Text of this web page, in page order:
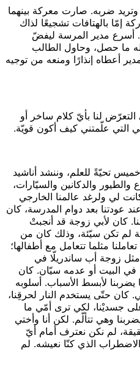
ضربه. صارت معركة بينهما
إمّا بالهتافات تشجيعًا لذاك
أسرع مدير المرسة ليفضّ
له ما حصل، وحاول الطالب
أعطاه إنذارًا ومنعه من توجيه
التعرّض لنا بأيّ كلام ساخر أو
التي علّمتني كيف أكون قويّة.
تحيّةً للعلم، وننشد أناشيد
والدكانين والسيّارات،
لي ولرغد عالمنا الخارجي
عودتنا بعد دوام المدرسة، كان
كان لأبي زوجة قد أنجبتْ
لم تكن سيّئة، وذلك كان من
مثلما تتعامل مع أطفالها؛
مثل زوجة أب ساندريلّا في
في البيت أو عدمه سيّان. كان
يضربنا لأبسط الأسباب. أسلوبه
كان حتّى يستخدم النار لحرقِنا،
جسديْنا، لكي ترى أمّي ما
وهي تتألّم. لكن أنا وأختي
لم نكن نعترف أمام أيّ
الذي كنّا نعيشه. لم